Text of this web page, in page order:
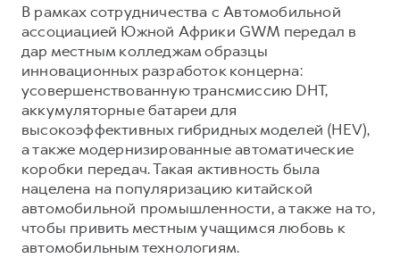
В рамках сотрудничества с Автомобильной
ассоциацией Южной Африки GWM передал в
дар местным колледжам образцы
инновационных разработок концерна:
усовершенствованную трансмиссию DHT,
аккумуляторные батареи для
высокоэффективных гибридных моделей (HEV),
а также модернизированные автоматические
коробки передач. Такая активность была
нацелена на популяризацию китайской
автомобильной промышленности, а также на то,
чтобы привить местным учащимся любовь к
автомобильным технологиям.